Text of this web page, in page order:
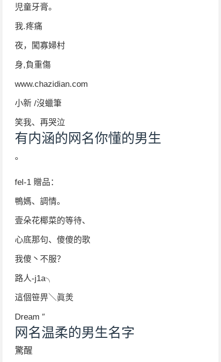
児童牙膏。
我.疼痛
夜，闖寡婦村
身,負重傷
www.chazidian.com
小新 /沒蠟筆
笑我、再哭泣
有内涵的网名你懂的男生
。
fel-1 贈品：
鴨媽、調情。
壹朵花椰菜的等待、
心底那句、傻傻的歌
我傻丶不服？
路人-j1a╮
這個笹畀＼眞羙
Dream ″
网名温柔的男生名字
驚醒